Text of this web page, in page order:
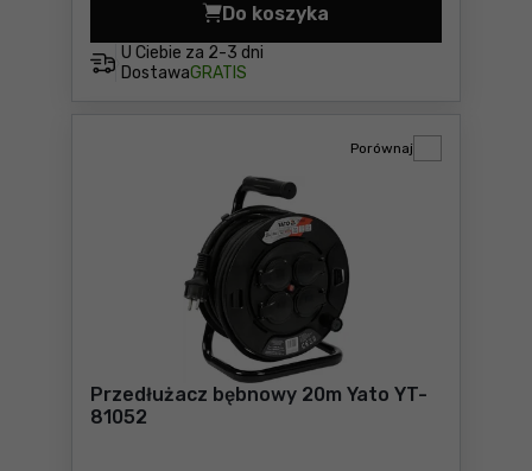
U Ciebie za 2-3 dni
DostawaGRATIS
Do koszyka
Przedłużacz bębnowy Yato
Przedłużacz bębnowy 20m Yato YT-
81052
Porównaj